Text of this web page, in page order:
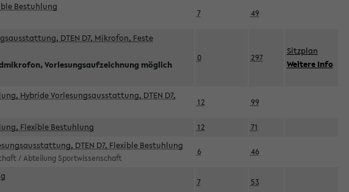
Bestuhlung
7 49
DTEN D7, Mikrofon, Feste
Vorlesungsaufzeichnung möglich
0 297
Sitzplan
Weitere Info
Hybride Vorlesungsausstattung, DTEN D7,
12 99
Flexible Bestuhlung 12 71
DTEN D7, Flexible Bestuhlung
/ Abteilung Sportwissenschaft
6 46
7 53